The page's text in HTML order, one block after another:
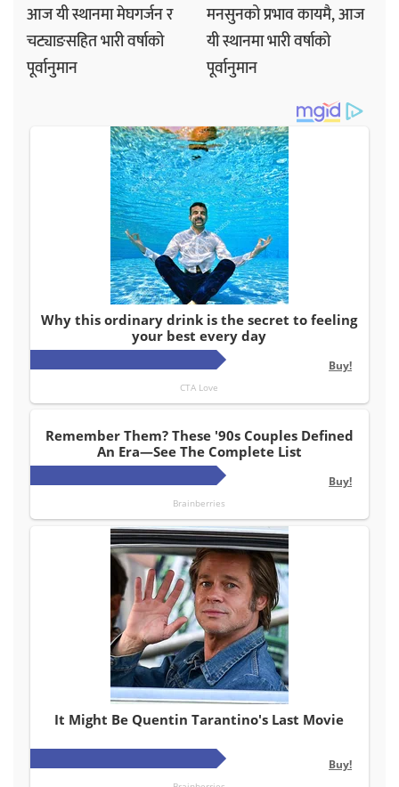
आज यी स्थानमा मेघगर्जन र
चट्याङसहित भारी वर्षाको
पूर्वानुमान
मनसुनको प्रभाव कायमै, आज
यी स्थानमा भारी वर्षाको
पूर्वानुमान